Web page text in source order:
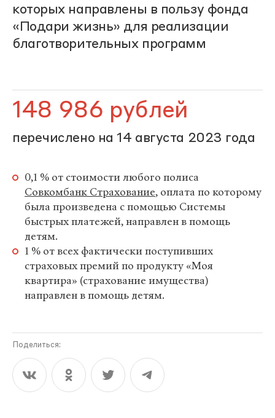
которых направлены в пользу фонда
«Подари жизнь» для реализации
благотворительных программ
148 986 рублей
перечислено на 14 августа 2023 года
0,1 % от стоимости любого полиса
Совкомбанк Страхование, оплата по которому
была произведена с помощью Системы
быстрых платежей, направлен в помощь
детям.
1 % от всех фактически поступивших
страховых премий по продукту «Моя
квартира» (страхование имущества)
направлен в помощь детям.
Поделиться: